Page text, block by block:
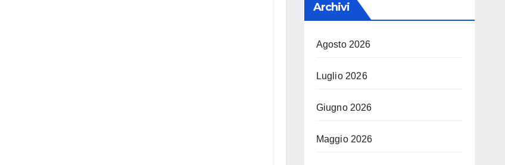
Archivi
Agosto 2026
Luglio 2026
Giugno 2026
Maggio 2026